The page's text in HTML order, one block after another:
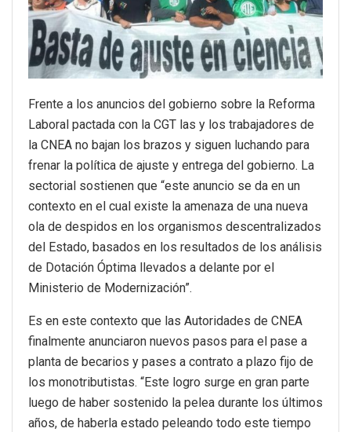
Frente a los anuncios del gobierno sobre la Reforma
Laboral pactada con la CGT las y los trabajadores de
la CNEA no bajan los brazos y siguen luchando para
frenar la política de ajuste y entrega del gobierno. La
sectorial sostienen que “este anuncio se da en un
contexto en el cual existe la amenaza de una nueva
ola de despidos en los organismos descentralizados
del Estado, basados en los resultados de los análisis
de Dotación Óptima llevados a delante por el
Ministerio de Modernización”.
Es en este contexto que las Autoridades de CNEA
finalmente anunciaron nuevos pasos para el pase a
planta de becarios y pases a contrato a plazo fijo de
los monotributistas. “Este logro surge en gran parte
luego de haber sostenido la pelea durante los últimos
años, de haberla estado peleando todo este tiempo